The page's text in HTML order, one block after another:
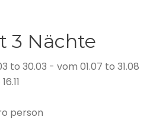
3 Nächte
to 30.03 - vom 01.07 to 31.08
person